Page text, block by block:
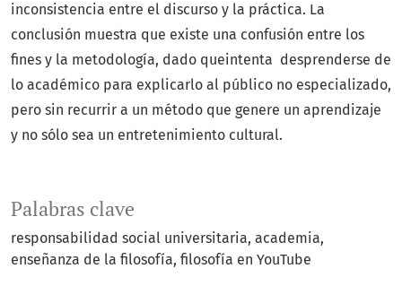
Palabras clave
responsabilidad social universitaria academia
enseñanza de la filosofía filosofía en YouTube
inconsistencia entre el discurso y la práctica. La
conclusión muestra que existe una confusión entre los
fines y la metodología, dado queintenta desprenderse de
lo académico para explicarlo al público no especializado,
pero sin recurrir a un método que genere un aprendizaje
y no sólo sea un entretenimiento cultural.